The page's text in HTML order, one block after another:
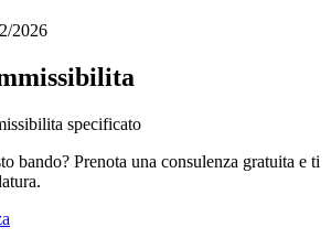
2026
specificato
bando? Prenota una consulenza gratuita e ti